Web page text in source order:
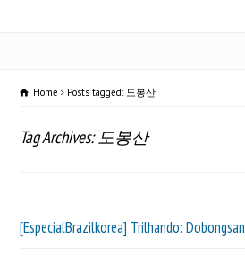
Home Posts tagged: 도봉산
Tag Archives: 도봉산
[EspecialBrazilkorea] Trilhando: Dobongsan